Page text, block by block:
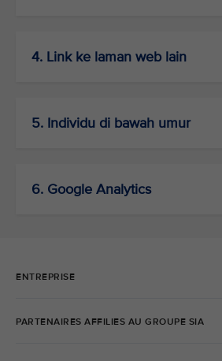
4. Link ke laman web lain
5. Individu di bawah umur
6. Google Analytics